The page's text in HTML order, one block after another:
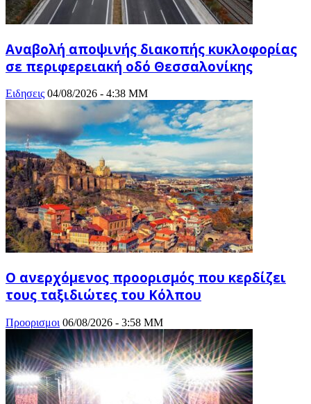
Αναβολή αποψινής διακοπής κυκλοφορίας
σε περιφερειακή οδό Θεσσαλονίκης
Ειδησεις 04/08/2026 - 4:38 ΜΜ
Ο ανερχόμενος προορισμός που κερδίζει
τους ταξιδιώτες του Κόλπου
Προορισμοι 06/08/2026 - 3:58 ΜΜ